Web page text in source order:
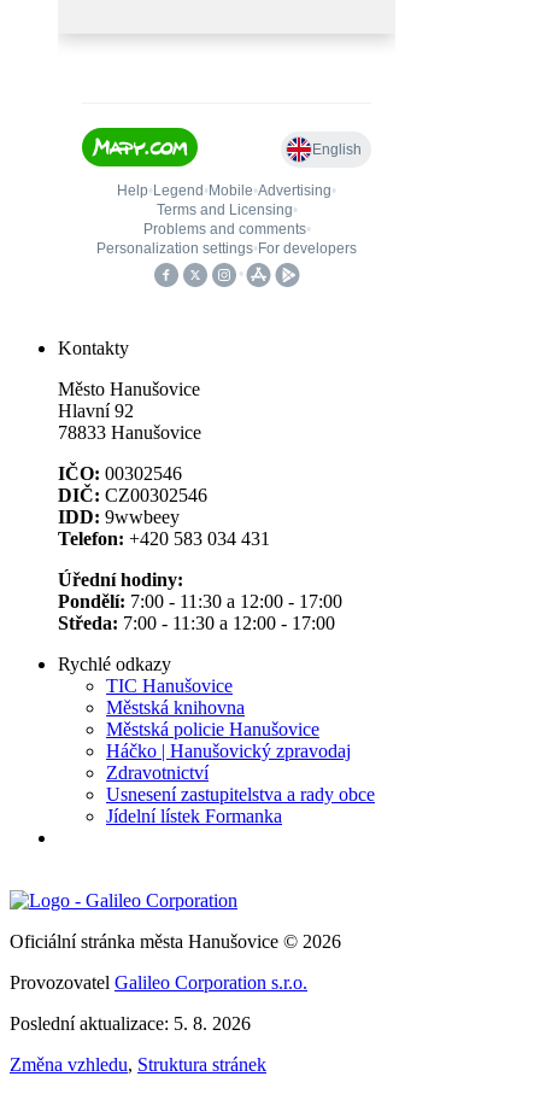
Kontakty
Město Hanušovice
Hlavní 92
78833 Hanušovice
IČO: 00302546
DIČ: CZ00302546
IDD: 9wwbeey
Telefon: +420 583 034 431
Úřední hodiny:
Pondělí: 7:00 - 11:30 a 12:00 - 17:00
Středa: 7:00 - 11:30 a 12:00 - 17:00
Rychlé odkazy
TIC Hanušovice
Městská knihovna
Městská policie Hanušovice
Háčko | Hanušovický zpravodaj
Zdravotnictví
Usnesení zastupitelstva a rady obce
Jídelní lístek Formanka
Oficiální stránka města Hanušovice © 2026
Provozovatel Galileo Corporation s.r.o.
Poslední aktualizace: 5. 8. 2026
Změna vzhledu, Struktura stránek